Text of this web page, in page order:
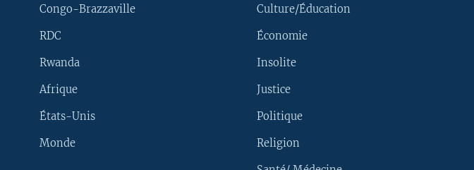
Congo-Brazzaville
RDC
Rwanda
Afrique
États-Unis
Monde
Culture/Éducation
Économie
Insolite
Justice
Politique
Religion